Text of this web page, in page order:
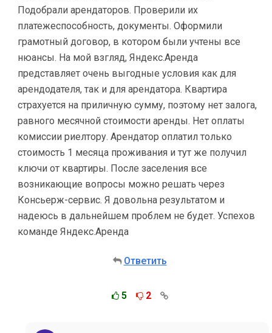
Подобрали арендаторов. Проверили их
платежеспособность, документы. Оформили
грамотный договор, в котором были учтены все
нюансы. На мой взгляд, Яндекс.Аренда
представляет очень выгодные условия как для
арендодателя, так и для арендатора. Квартира
страхуется на приличную сумму, поэтому нет залога,
равного месячной стоимости аренды. Нет оплаты
комиссии риелтору. Арендатор оплатил только
стоимость 1 месяца проживания и тут же получил
ключи от квартиры. После заселения все
возникающие вопросы можно решать через
Консьерж-сервис. Я довольна результатом и
надеюсь в дальнейшем проблем не будет. Успехов
команде Яндекс.Аренда
Ответить
5 2